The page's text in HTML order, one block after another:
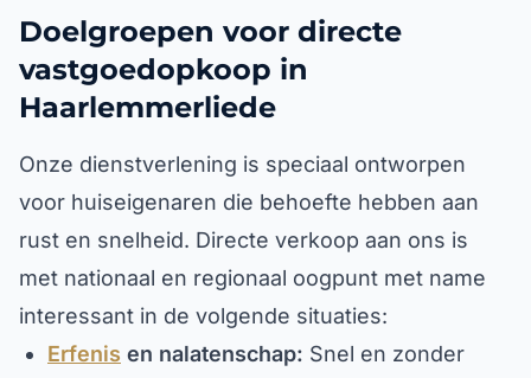
Doelgroepen voor directe
vastgoedopkoop in
Haarlemmerliede
Onze dienstverlening is speciaal ontworpen
voor huiseigenaren die behoefte hebben aan
rust en snelheid. Directe verkoop aan ons is
met nationaal en regionaal oogpunt met name
interessant in de volgende situaties:
Erfenis en nalatenschap: Snel en zonder